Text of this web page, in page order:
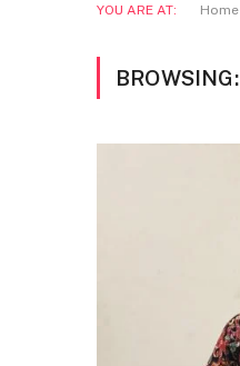
YOU ARE AT: Home
BROWSING: